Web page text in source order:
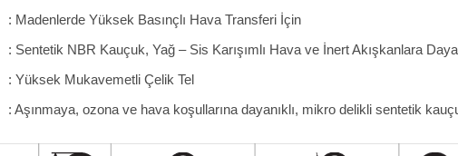
: Madenlerde Yüksek Basınçlı Hava Transferi İçin
: Sentetik NBR Kauçuk, Yağ – Sis Karışımlı Hava ve İnert Akışkanlara
: Yüksek Mukavemetli Çelik Tel
: Aşınmaya, ozona ve hava koşullarına dayanıklı, mikro delikli sentetik